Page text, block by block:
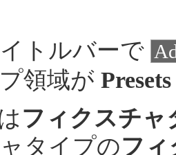
トルバーで
領域が Presets
フィクスチャ
タイプのフ